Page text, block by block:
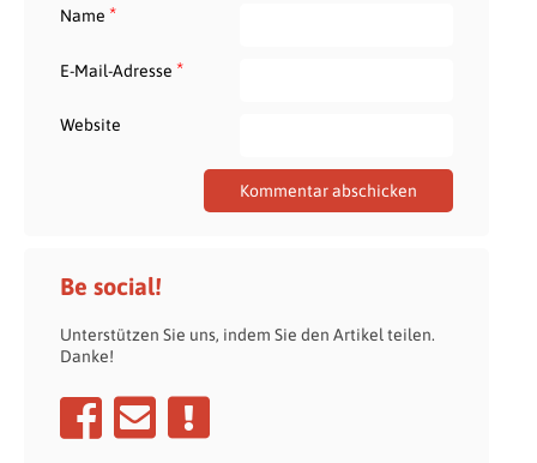
Name *
E-Mail-Adresse *
Website
Be social!
Unterstützen Sie uns, indem Sie den Artikel teilen.
Danke!